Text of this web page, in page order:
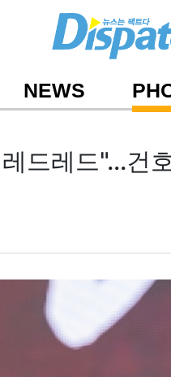
NEWS
드레드"...건